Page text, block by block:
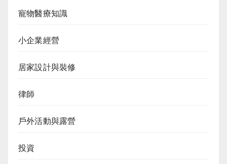
寵物醫療知識
小企業經營
居家設計與裝修
律師
戶外活動與露營
投資